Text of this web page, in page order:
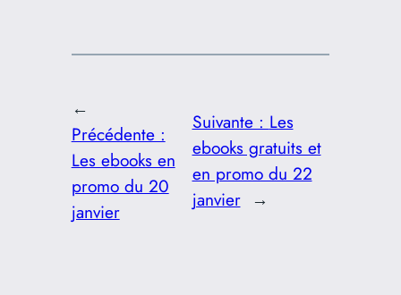
←
Précédente :
Les ebooks en
promo du 20
janvier
Suivante : Les
ebooks gratuits et
en promo du 22
janvier →